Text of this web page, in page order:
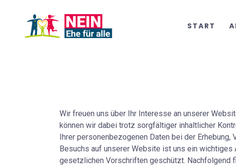
START
Wir freuen uns über Ihr Interesse an unserer
können wir dabei trotz sorgfältiger inhaltlicher
Ihrer personenbezogenen Daten bei der
Besuchs auf unserer Website ist uns ein wichtiges
gesetzlichen Vorschriften geschützt. Nachfolgend